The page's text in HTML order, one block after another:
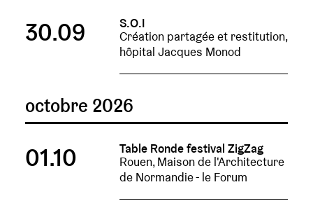
30.09
S.O.I
Création partagée et restitution,
hôpital Jacques Monod
octobre 2026
01.10
Table Ronde festival ZigZag
Rouen, Maison de l'Architecture
de Normandie - le Forum